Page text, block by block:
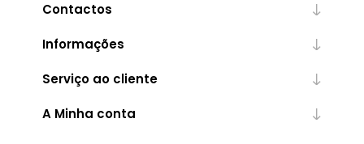
Contactos
Informações
Serviço ao cliente
A Minha conta